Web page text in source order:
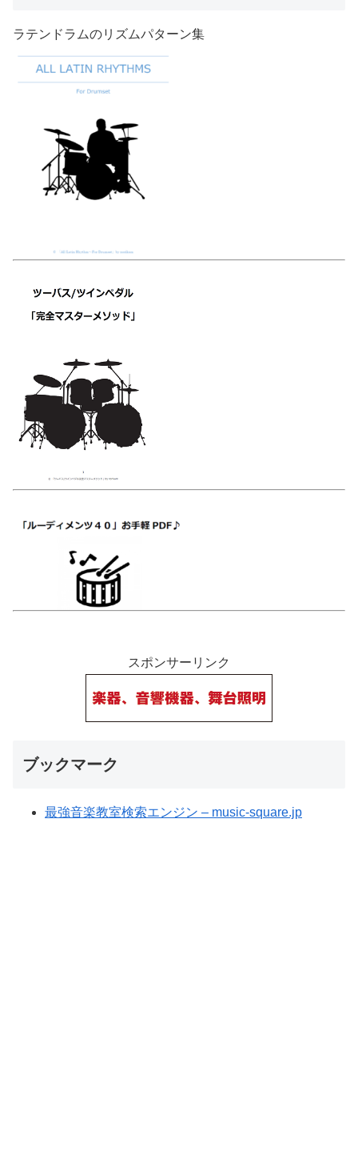
ラテンドラムのリズムパターン集
スポンサーリンク
ブックマーク
最強音楽教室検索エンジン – music-square.jp